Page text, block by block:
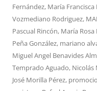
Fernández, María
Vozmediano Rodriguez,
Pascual Rincón, María Rosa
Peña González, mariano
Miguel Angel Benavides
Temprado Aguado, Nicolás
José Morilla Pérez,